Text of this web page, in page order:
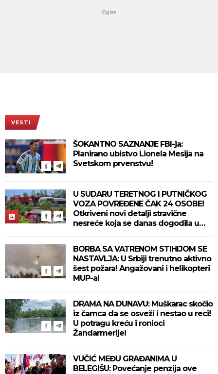
VESTI
ŠOKANTNO SAZNANJE FBI-ja:
Planirano ubistvo Lionela Mesija na
Svetskom prvenstvu!
U SUDARU TERETNOG I PUTNIČKOG
VOZA POVREĐENE ČAK 24 OSOBE!
Otkriveni novi detalji stravične
nesreće koja se danas dogodila u
BORBA SA VATRENOM STIHIJOM SE
NASTAVLJA: U Srbiji trenutno aktivno
šest požara! Angažovani i helikopteri
MUP-a!
DRAMA NA DUNAVU: Muškarac skočio
iz čamca da se osveži i nestao u reci!
U potragu kreću i ronioci
Žandarmerije!
VUČIĆ MEĐU GRAĐANIMA U
BELEGIŠU: Povećanje penzija ove